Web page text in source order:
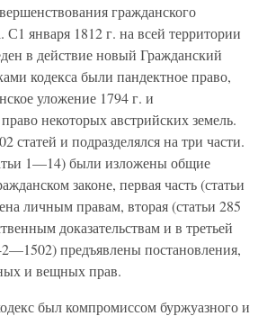
гражданского
С1 января 1812 г. на всей территории
в действие новый Гражданский
кодекса были пандектное право,
уложение 1794 г. и
некоторых австрийских земель.
статей и подразделялся на три части.
1—14) были изложены общие
законе, первая часть (статьи
личным правам, вторая (статьи 285
доказательствам и в третьей
предъявлены постановления,
и вещных прав.
был компромиссом буржуазного и